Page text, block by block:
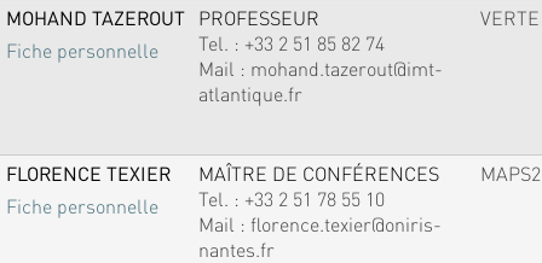
MOHAND TAZEROUT
Fiche personnelle
PROFESSEUR
Tel. : +33 2 51 85 82 74
Mail : mohand.tazerout@imt-
atlantique.fr
VERTE
FLORENCE TEXIER
Fiche personnelle
MAÎTRE DE CONFÉRENCES
Tel. : +33 2 51 78 55 10
Mail : florence.texier@oniris-
nantes.fr
MAPS2